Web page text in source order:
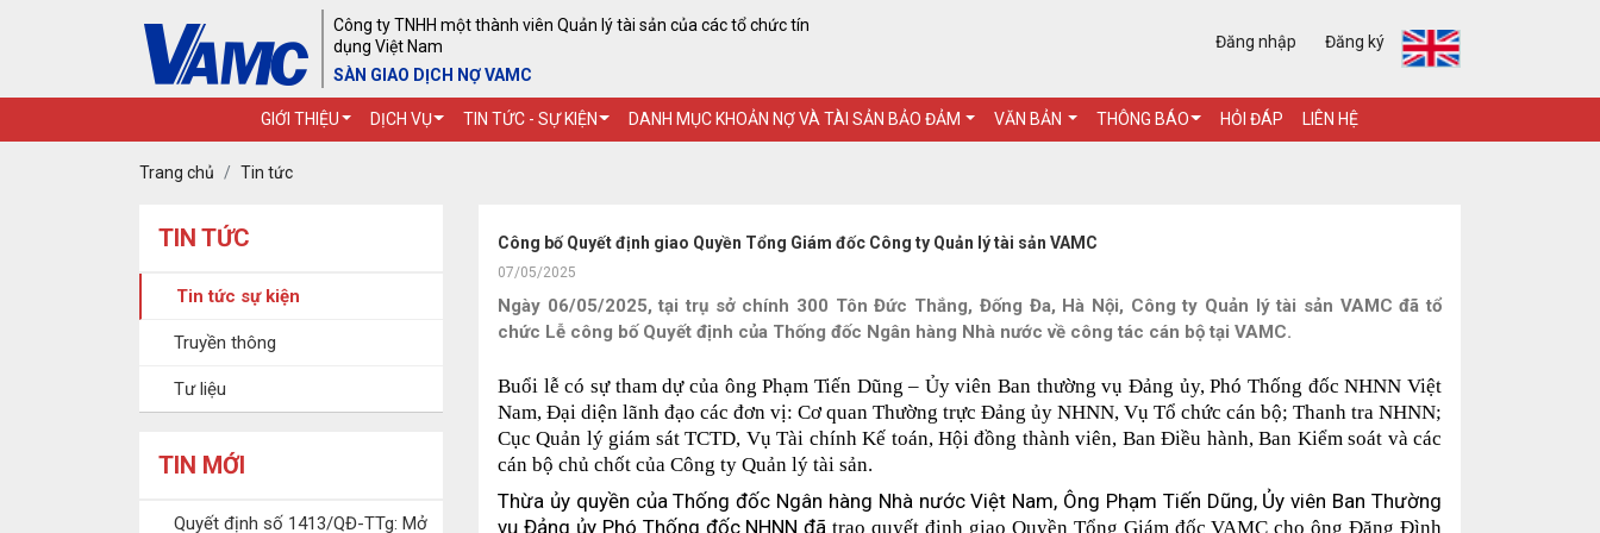
Công ty TNHH một thành viên Quản lý tài sản của các tổ chức tín
dụng Việt Nam
SÀN GIAO DỊCH NỢ VAMC
Đăng nhập Đăng ký
GIỚI THIỆU DỊCH VỤ TIN TỨC - SỰ KIỆN DANH MỤC KHOẢN NỢ VÀ TÀI SẢN BẢO ĐẢM VĂN BẢN THÔNG BÁO HỎI ĐÁP LIÊN HỆ
Trang chủ Tin tức
TIN TỨC
Tin tức sự kiện
Truyền thông
Tư liệu
TIN MỚI
Quyết định số 1413/QĐ-TTg: Mở
Công bố Quyết định giao Quyền Tổng Giám đốc Công ty Quản lý tài sản VAMC
07/05/2025
Ngày 06/05/2025, tại trụ sở chính 300 Tôn Đức Thắng, Đống Đa, Hà Nội, Công ty Quản lý tài sản VAMC đã tổ
chức Lễ công bố Quyết định của Thống đốc Ngân hàng Nhà nước về công tác cán bộ tại VAMC.
Buổi lễ có sự tham dự của ông Phạm Tiến Dũng – Ủy viên Ban thường vụ Đảng ủy, Phó Thống đốc NHNN Việt
Nam, Đại diện lãnh đạo các đơn vị: Cơ quan Thường trực Đảng ủy NHNN, Vụ Tổ chức cán bộ; Thanh tra NHNN;
Cục Quản lý giám sát TCTD, Vụ Tài chính Kế toán, Hội đồng thành viên, Ban Điều hành, Ban Kiểm soát và các
cán bộ chủ chốt của Công ty Quản lý tài sản.
Thừa ủy quyền của Thống đốc Ngân hàng Nhà nước Việt Nam, Ông Phạm Tiến Dũng, Ủy viên Ban Thường
vụ Đảng ủy Phó Thống đốc NHNN đãtrao quyết định giao Quyền Tổng Giám đốc VAMC cho ông Đặng Đình